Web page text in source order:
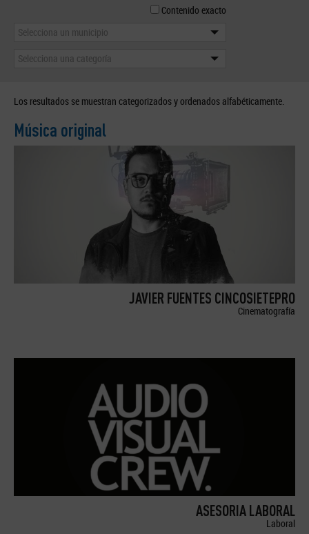
Contenido exacto
Selecciona un municipio
Selecciona una categoría
Los resultados se muestran categorizados y ordenados alfabéticamente.
Música original
JAVIER FUENTES CINCOSIETEPRO
Cinematografía
ASESORIA LABORAL
Laboral